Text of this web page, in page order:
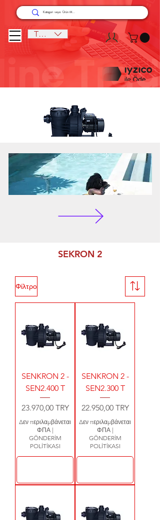
TRY (₺)
SEKRON 2
Φίλτρο
SENKRON 2 -
SEN2.400 T
Τιμή
23.970,00 TRY
Δεν περιλαμβάνεται
ΦΠΑ|
GÖNDERİM
POLİTİKASI
SENKRON 2 -
SEN2.300 T
Τιμή
22.950,00 TRY
Δεν περιλαμβάνεται
ΦΠΑ|
GÖNDERİM
POLİTİKASI